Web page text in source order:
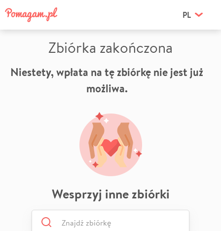
PL
Zbiórka zakończona
Niestety, wpłata na tę zbiórkę nie jest już
możliwa.
Wesprzyj inne zbiórki